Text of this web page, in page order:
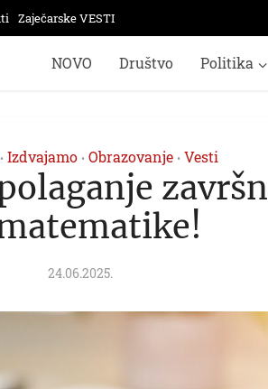
Zaječarske VESTI
NOVO Društvo Politika
• Izdvajamo • Obrazovanje • Vesti
24.06.2025.